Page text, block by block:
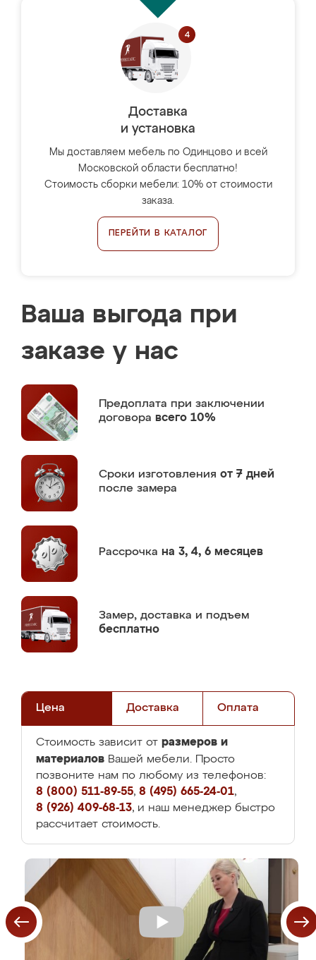
Доставка
и установка
Мы доставляем мебель по Одинцово и всей
Московской области бесплатно!
Стоимость сборки мебели: 10% от стоимости
заказа.
ПЕРЕЙТИ В КАТАЛОГ
Ваша выгода при
заказе у нас
Предоплата при заключении
договора всего 10%
Сроки изготовления от 7 дней
после замера
Рассрочка на 3, 4, 6 месяцев
Замер, доставка и подъем
бесплатно
Цена Доставка Оплата
Стоимость зависит от размеров и
материалов Вашей мебели. Просто
позвоните нам по любому из телефонов:
8 (800) 511-89-55, 8 (495) 665-24-01,
8 (926) 409-68-13, и наш менеджер быстро
рассчитает стоимость.